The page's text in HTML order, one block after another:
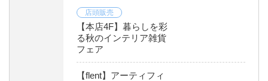
店頭販売
【本店4F】暮らしを彩
る秋のインテリア雑貨
フェア
【flent】アーティフィ